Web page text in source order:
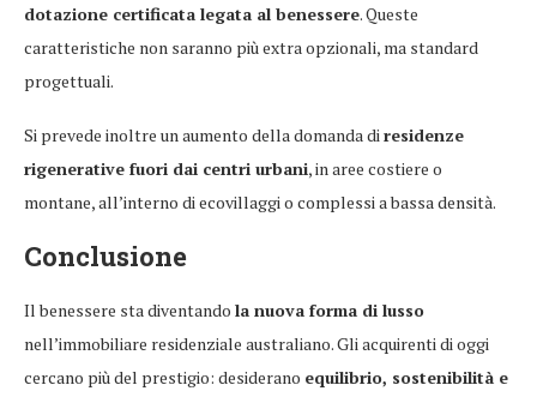
dotazione certificata legata al benessere. Queste
caratteristiche non saranno più extra opzionali, ma standard
progettuali.
Si prevede inoltre un aumento della domanda diresidenze
rigenerative fuori dai centri urbani, in aree costiere o
montane, all’interno di ecovillaggi o complessi a bassa densità.
Conclusione
Il benessere sta diventando la nuova forma di lusso
nell’immobiliare residenziale australiano. Gli acquirenti di oggi
cercano più del prestigio: desiderano equilibrio, sostenibilità e